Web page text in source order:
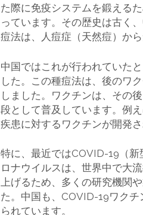
た際に免疫システムを鍛える
っています。その歴史は古く
痘法は、人痘症（天然痘）か
中国ではこれが行われていた
した。この種痘法は、後のワ
しました。ワクチンは、その
段として普及しています。例
疾患に対するワクチンが開発
特に、最近ではCOVID-19（
ロナウイルスは、世界中で大
上げるため、多くの研究機関
た。中国も、COVID-19ワク
られています。